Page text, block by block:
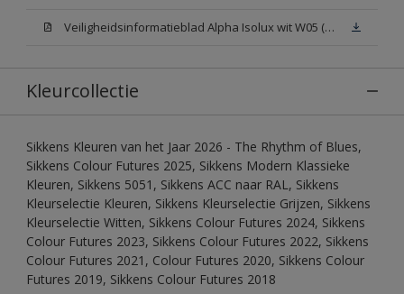
Veiligheidsinformatieblad Alpha Isolux wit W05 (SDS)
Kleurcollectie
Sikkens Kleuren van het Jaar 2026 - The Rhythm of Blues,
Sikkens Colour Futures 2025, Sikkens Modern Klassieke
Kleuren, Sikkens 5051, Sikkens ACC naar RAL, Sikkens
Kleurselectie Kleuren, Sikkens Kleurselectie Grijzen, Sikkens
Kleurselectie Witten, Sikkens Colour Futures 2024, Sikkens
Colour Futures 2023, Sikkens Colour Futures 2022, Sikkens
Colour Futures 2021, Colour Futures 2020, Sikkens Colour
Futures 2019, Sikkens Colour Futures 2018